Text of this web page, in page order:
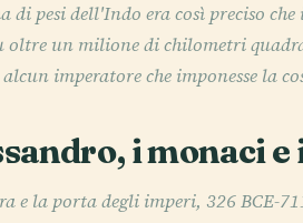
di pesi dell'Indo era così preciso
oltre un milione di chilometri
imperatore che imponesse la
i monaci
e la porta degli imperi, 326 BCE-